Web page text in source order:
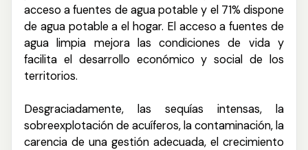
acceso a fuentes de agua potable y el 71% dispone
de agua potable a el hogar. El acceso a fuentes de
agua limpia mejora las condiciones de vida y
facilita el desarrollo económico y social de los
territorios.
Desgraciadamente, las sequías intensas, la
sobreexplotación de acuíferos, la contaminación, la
carencia de una gestión adecuada, el crecimiento